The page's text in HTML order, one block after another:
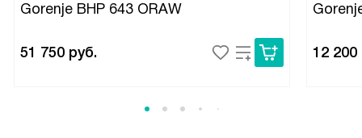
Gorenje BHP 643 ORAW
51 750 руб. 12 200